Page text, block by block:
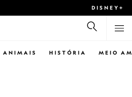
DISNEY+
ANIMAIS HISTÓRIA MEIO